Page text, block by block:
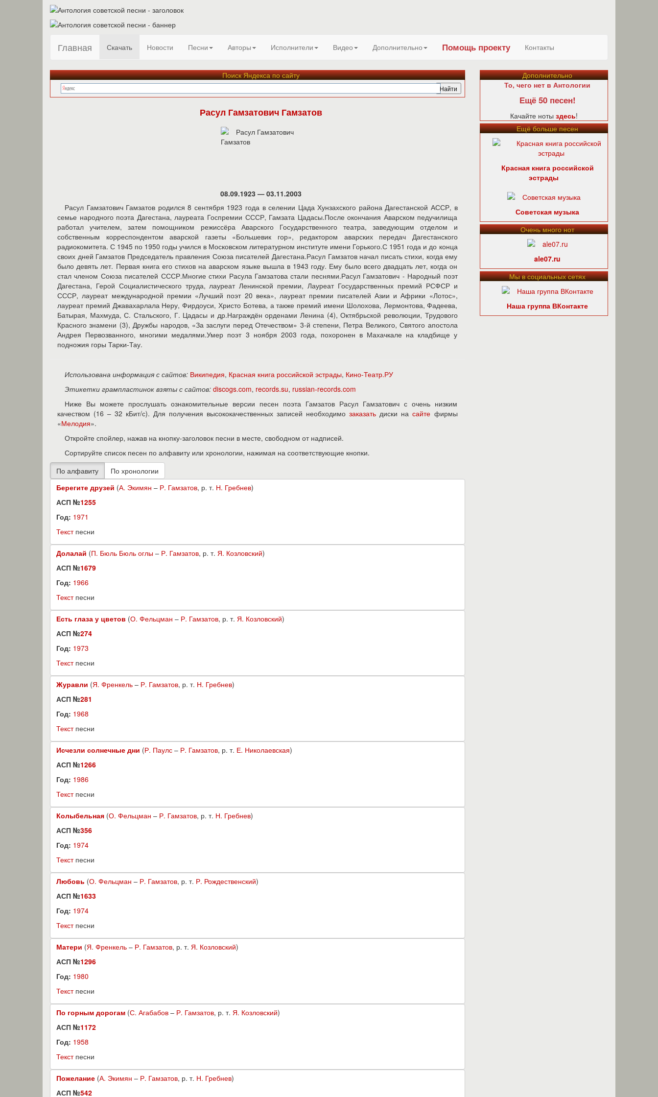
Главная Скачать Новости Песни Авторы Исполнители Видео Дополнительно Помощь проекту Контакты
Поиск Яндекса по сайту
Расул Гамзатович Гамзатов
08.09.1923 — 03.11.2003
Расул Гамзатович Гамзатов родился 8 сентября 1923 года в селении Цада Хунзахского района Дагестанской АССР, в
семье народного поэта Дагестана, лауреата Госпремии СССР, Гамзата Цадасы.После окончания Аварском педучилища
работал учителем, затем помощником режиссёра Аварского Государственного театра, заведующим отделом и
собственным корреспондентом аварской газеты «Большевик гор», редактором аварских передач Дагестанского
радиокомитета. С 1945 по 1950 годы учился в Московском литературном институте имени Горького.С 1951 года и до конца
своих дней Гамзатов Председатель правления Союза писателей Дагестана.Расул Гамзатов начал писать стихи, когда ему
было девять лет. Первая книга его стихов на аварском языке вышла в 1943 году. Ему было всего двадцать лет, когда он
стал членом Союза писателей СССР.Многие стихи Расула Гамзатова стали песнями.Расул Гамзатович - Народный поэт
Дагестана, Герой Социалистического труда, лауреат Ленинской премии, Лауреат Государственных премий РСФСР и
СССР, лауреат международной премии «Лучший поэт 20 века», лауреат премии писателей Азии и Африки «Лотос»,
лауреат премий Джавахарлала Неру, Фирдоуси, Христо Ботева, а также премий имени Шолохова, Лермонтова, Фадеева,
Батырая, Махмуда, С. Стальского, Г. Цадасы и др.Награждён орденами Ленина (4), Октябрьской революции, Трудового
Красного знамени (3), Дружбы народов, «За заслуги перед Отечеством» 3-й степени, Петра Великого, Святого апостола
Андрея Первозванного, многими медалями.Умер поэт 3 ноября 2003 года, похоронен в Махачкале на кладбище у
подножия горы Тарки-Тау.
Использована информация с сайтов: Википедия, Красная книга российской эстрады, Кино-Театр.РУ
Этикетки грампластинок взяты с сайтов: discogs.com, records.su, russian-records.com
Ниже Вы можете прослушать ознакомительные версии песен поэта Гамзатов Расул Гамзатович с очень низким
качеством (16 – 32 кБит/с). Для получения высококачественных записей необходимозаказать диски насайте фирмы
«Мелодия».
Откройте спойлер, нажав на кнопку-заголовок песни в месте, свободном от надписей.
Сортируйте список песен по алфавиту или хронологии, нажимая на соответствующие кнопки.
Берегите друзей (А. Экимян – Р. Гамзатов, р. т. Н. Гребнев)
АСП №1255
Год: 1971
Текстпесни
Долалай (П. Бюль Бюль оглы – Р. Гамзатов, р. т. Я. Козловский)
АСП №1679
Год: 1966
Текстпесни
Есть глаза у цветов (О. Фельцман – Р. Гамзатов, р. т. Я. Козловский)
АСП №274
Год: 1973
Текстпесни
Журавли (Я. Френкель – Р. Гамзатов, р. т. Н. Гребнев)
АСП №281
Год: 1968
Текстпесни
Исчезли солнечные дни (Р. Паулс – Р. Гамзатов, р. т. Е. Николаевская)
АСП №1266
Год: 1986
Текстпесни
Колыбельная (О. Фельцман – Р. Гамзатов, р. т. Н. Гребнев)
АСП №356
Год: 1974
Текстпесни
Любовь (О. Фельцман – Р. Гамзатов, р. т. Р. Рождественский)
АСП №1633
Год: 1974
Текстпесни
Матери (Я. Френкель – Р. Гамзатов, р. т. Я. Козловский)
АСП №1296
Год: 1980
Текстпесни
По горным дорогам (С. Агабабов – Р. Гамзатов, р. т. Я. Козловский)
АСП №1172
Год: 1958
Текстпесни
Пожелание (А. Экимян – Р. Гамзатов, р. т. Н. Гребнев)
АСП №542
Дополнительно
То, чего нет в Антологии
Ещё 50 песен!
Качайте ноты здесь!
Ещё больше песен
Красная книга российской
эстрады
Советская музыка
Очень много нот
ale07.ru
Мы в социальных сетях
Наша группа ВКонтакте